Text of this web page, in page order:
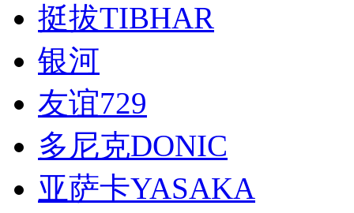
挺拔TIBHAR
银河
友谊729
多尼克DONIC
亚萨卡YASAKA